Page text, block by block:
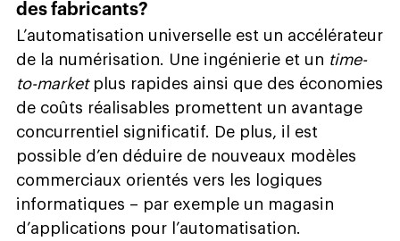
des fabricants?
L’automatisation universelle est un accélérateur
de la numérisation. Une ingénierie et un time-
to-marketplus rapides ainsi que des économies
de coûts réalisables promettent un avantage
concurrentiel significatif. De plus, il est
possible d’en déduire de nouveaux modèles
commerciaux orientés vers les logiques
informatiques – par exemple un magasin
d’applications pour l’automatisation.